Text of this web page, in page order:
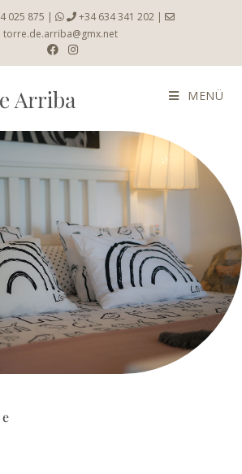
025 875 | +34 634 341 202 |
torre.de.arriba@gmx.net
MENÜ